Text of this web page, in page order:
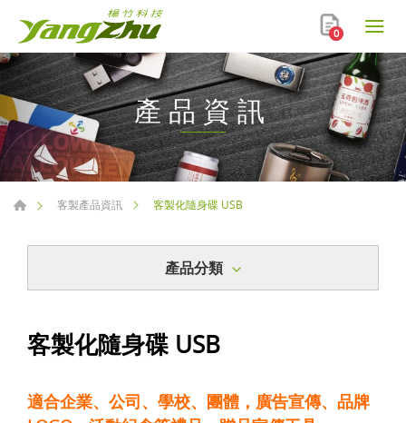
0
產品資訊
客製產品資訊 客製化隨身碟 USB
產品分類
客製化隨身碟 USB
適合企業、公司、學校、團體，廣告宣傳、品牌